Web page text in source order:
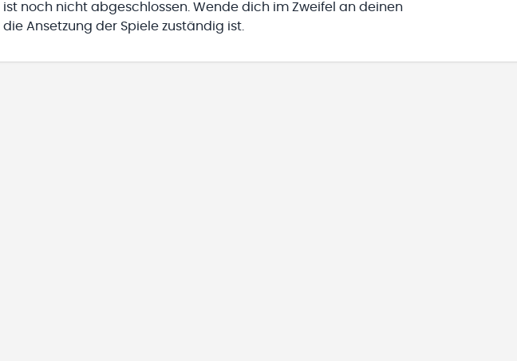
noch nicht abgeschlossen. Wende dich im Zweifel an deinen
Ansetzung der Spiele zuständig ist.